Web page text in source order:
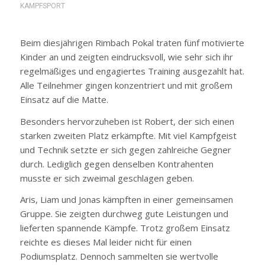
KAMPFSPORT
Beim diesjährigen Rimbach Pokal traten fünf motivierte
Kinder an und zeigten eindrucksvoll, wie sehr sich ihr
regelmäßiges und engagiertes Training ausgezahlt hat.
Alle Teilnehmer gingen konzentriert und mit großem
Einsatz auf die Matte.
Besonders hervorzuheben ist Robert, der sich einen
starken zweiten Platz erkämpfte. Mit viel Kampfgeist
und Technik setzte er sich gegen zahlreiche Gegner
durch. Lediglich gegen denselben Kontrahenten
musste er sich zweimal geschlagen geben.
Aris, Liam und Jonas kämpften in einer gemeinsamen
Gruppe. Sie zeigten durchweg gute Leistungen und
lieferten spannende Kämpfe. Trotz großem Einsatz
reichte es dieses Mal leider nicht für einen
Podiumsplatz. Dennoch sammelten sie wertvolle